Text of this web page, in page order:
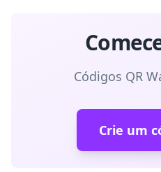
Códigos QR
Crie um